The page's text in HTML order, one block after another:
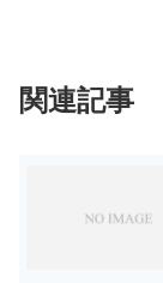
関連記事